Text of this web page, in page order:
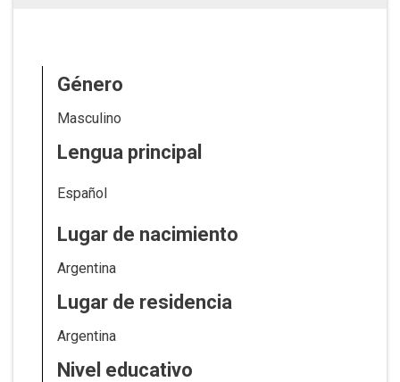
Género
Masculino
Lengua principal
Español
Lugar de nacimiento
Argentina
Lugar de residencia
Argentina
Nivel educativo